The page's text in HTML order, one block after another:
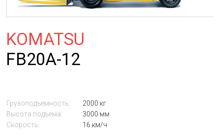
KOMATSU
FB20A-12
Грузоподъемность:
2000 кг
Высота подъема:
3000 мм
Скорость:
16 км/ч